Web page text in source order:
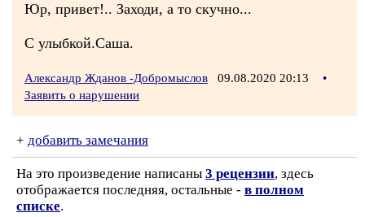
Юр, привет!.. Заходи, а то скучно...
С улыбкой.Саша.
Александр Жданов -Добромыслов 09.08.2020 20:13
•
Заявить о нарушении
+ добавить замечания
На это произведение написаны 3 рецензии, здесь
отображается последняя, остальные - в полном
списке.